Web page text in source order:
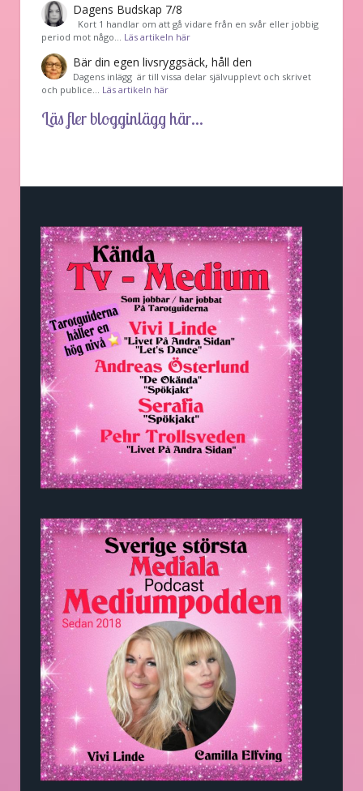
Dagens Budskap 7/8
Kort 1 handlar om att gå vidare från en svår eller jobbig
period mot någo… Läs artikeln här
Bär din egen livsryggsäck, håll den
Dagens inlägg är till vissa delar självupplevt och skrivet
och publice… Läs artikeln här
Läs fler blogginlägg här...